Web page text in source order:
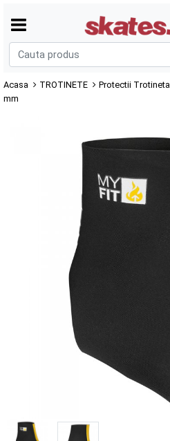
Acasa TROTINETE Protectii Trotineta
mm